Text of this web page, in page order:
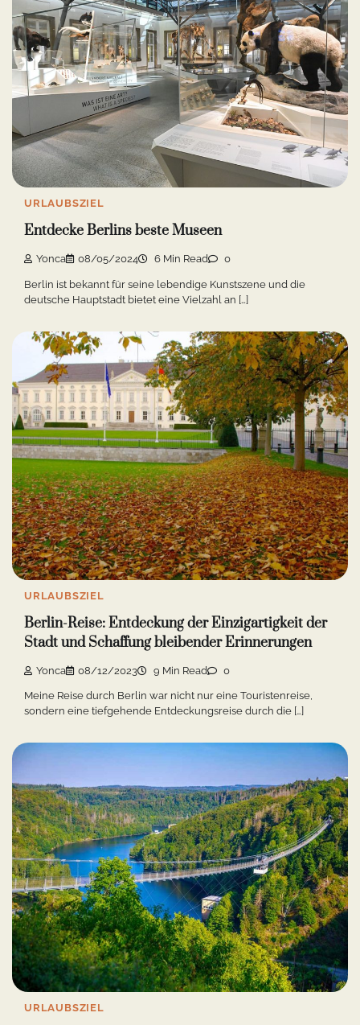
URLAUBSZIEL
Entdecke Berlins beste Museen
Yonca 08/05/2024 6 Min Read 0
Berlin ist bekannt für seine lebendige Kunstszene und die
deutsche Hauptstadt bietet eine Vielzahl an […]
URLAUBSZIEL
Berlin-Reise: Entdeckung der Einzigartigkeit der
Stadt und Schaffung bleibender Erinnerungen
Yonca 08/12/2023 9 Min Read 0
Meine Reise durch Berlin war nicht nur eine Touristenreise,
sondern eine tiefgehende Entdeckungsreise durch die […]
URLAUBSZIEL